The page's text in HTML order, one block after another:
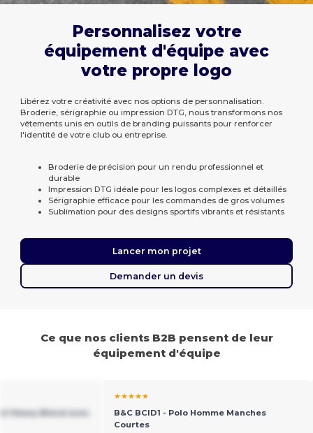
Personnalisez votre
équipement d'équipe avec
votre propre logo
Libérez votre créativité avec nos options de personnalisation.
Broderie, sérigraphie ou impression DTG, nous transformons nos
vêtements unis en outils de branding puissants pour renforcer
l'identité de votre club ou entreprise.
Broderie de précision pour un rendu professionnel et
durable
Impression DTG idéale pour les logos complexes et détaillés
Sérigraphie efficace pour les commandes de gros volumes
Sublimation pour des designs sportifs vibrants et résistants
Lancer mon projet
Demander un devis
Ce que nos clients B2B pensent de leur
équipement d'équipe
Heavy Blend avec
★★★★★
B&C BCID1 - Polo Homme Manches
Courtes